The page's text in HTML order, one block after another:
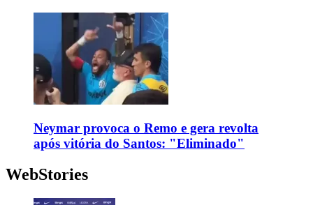
Neymar provoca o Remo e gera revolta
após vitória do Santos: "Eliminado"
WebStories